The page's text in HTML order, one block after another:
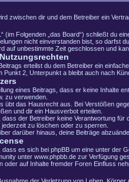
zwischen dir und dem Betreiber ein
(im Folgenden „das Board“) schließt du
nicht einverstanden bist, so darfst
auf unbestimmte Zeit geschlossen und
erteilst du dem Betreiber ein
Punkt 2, Unterpunkt a bleibt auch nach
eines Beitrags, dass er keine Inhalte
zu verwenden.
übt das Hausrecht aus. Bei Verstößen
und dir ein Hausverbot erteilen.
der Betreiber keine Verantwortung
zu löschen oder zu sperren.
darüber hinaus, deine Beiträge
dass es sich bei phpBB um eine unter der
unter www.phpbb.de zur Verfügung
oder auf Inhalte fremder Foren Einfluss